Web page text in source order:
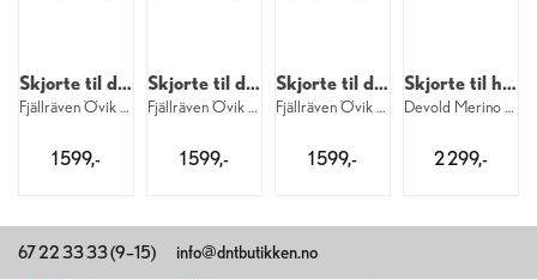
Skjorte til dame
Fjällräven Övik Heavy Flannel W 021-113
1 599,-
Skjorte til dame
Fjällräven Övik Heavy Flannel W 543-514
1 599,-
Skjorte til dame
Fjällräven Övik Heavy Flannel W 113-118
1 599,-
Skjorte til herre
Devold Merino Overshirt M 284B
2 299,-
Kundesenter
Ta kontakt
67 22 33 33 (9–15) info@dntbutikken.no